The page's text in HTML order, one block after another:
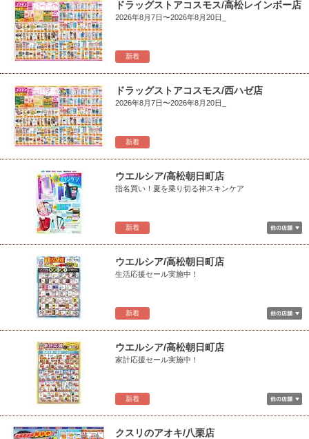
新着
ドラッグストアコスモス/高松レインボー店
2026年8月7日〜2026年8月20日_
新着
ドラッグストアコスモス/西ハゼ店
2026年8月7日〜2026年8月20日_
新着
ウエルシア/高松朝日町店
指名買い！夏を乗り切る神スキンケア
新着
ウエルシア/高松朝日町店
生活応援セール実施中！
新着
ウエルシア/高松朝日町店
家計応援セール実施中！
クスリのアオキ/八栗店